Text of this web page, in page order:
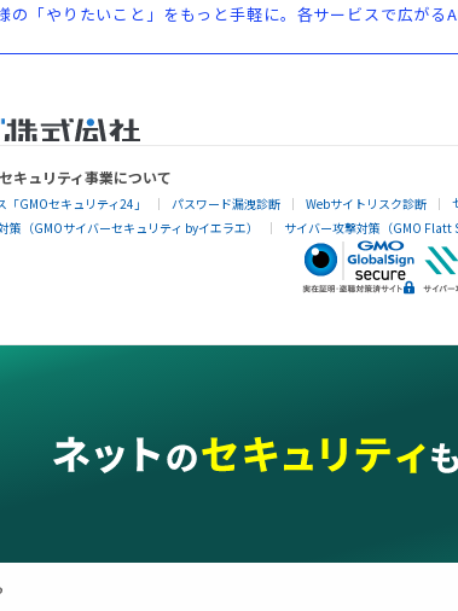
の「やりたいこと」をもっと手軽に。各サービスで広が
キュリティ事業について
GMOセキュリティ24」 パスワード漏洩診断 Webサイトリスク診断
策（GMOサイバーセキュリティ byイエラエ） サイバー攻撃対策（GMO Flatt